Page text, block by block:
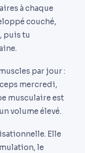
à chaque
couché,
puis tu
par jour :
mercredi,
musculaire est
volume élevé.
Elle
le